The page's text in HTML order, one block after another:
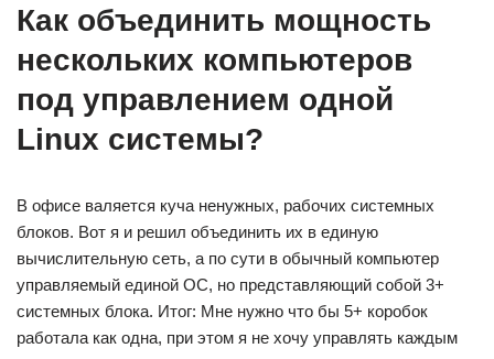
Как объединить мощность
нескольких компьютеров
под управлением одной
Linux системы?
В офисе валяется куча ненужных, рабочих системных
блоков. Вот я и решил объединить их в единую
вычислительную сеть, а по сути в обычный компьютер
управляемый единой ОС, но представляющий собой 3+
системных блока. Итог: Мне нужно что бы 5+ коробок
работала как одна, при этом я не хочу управлять каждым